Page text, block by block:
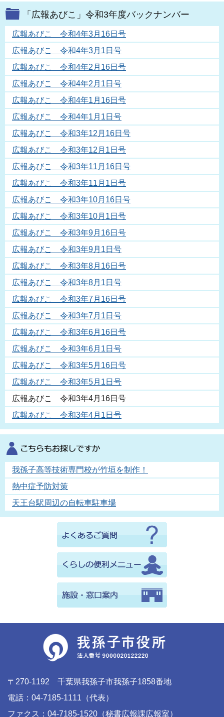
「広報あびこ」令和3年度バックナンバー
広報あびこ 令和4年3月16日号
広報あびこ 令和4年3月1日号
広報あびこ 令和4年2月16日号
広報あびこ 令和4年2月1日号
広報あびこ 令和4年1月16日号
広報あびこ 令和4年1月1日号
広報あびこ 令和3年12月16日号
広報あびこ 令和3年12月1日号
広報あびこ 令和3年11月16日号
広報あびこ 令和3年11月1日号
広報あびこ 令和3年10月16日号
広報あびこ 令和3年10月1日号
広報あびこ 令和3年9月16日号
広報あびこ 令和3年9月1日号
広報あびこ 令和3年8月16日号
広報あびこ 令和3年8月1日号
広報あびこ 令和3年7月16日号
広報あびこ 令和3年7月1日号
広報あびこ 令和3年6月16日号
広報あびこ 令和3年6月1日号
広報あびこ 令和3年5月16日号
広報あびこ 令和3年5月1日号
広報あびこ 令和3年4月16日号
広報あびこ 令和3年4月1日号
我孫子高等技術専門校が竹垣を制作！
熱中症予防対策
天王台駅周辺の自転車駐車場
〒270-1192 千葉県我孫子市我孫子1858番地
電話：04-7185-1111（代表）
ファクス：04-7185-1520（秘書広報課広報室）